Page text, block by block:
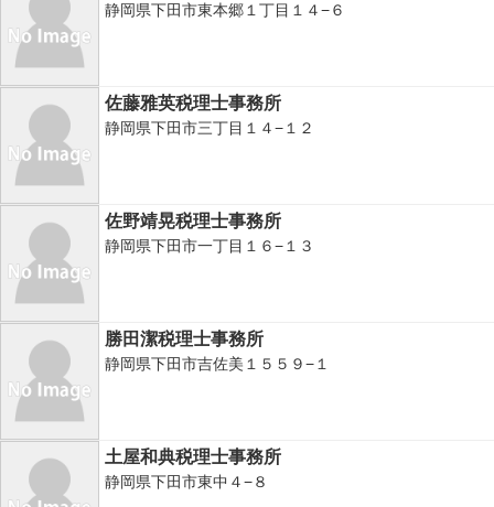
静岡県下田市東本郷１丁目１４−６
佐藤雅英税理士事務所
静岡県下田市三丁目１４−１２
佐野靖晃税理士事務所
静岡県下田市一丁目１６−１３
勝田潔税理士事務所
静岡県下田市吉佐美１５５９−１
土屋和典税理士事務所
静岡県下田市東中４−８